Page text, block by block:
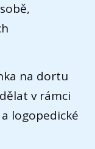
na dortu
v rámci
logopedické